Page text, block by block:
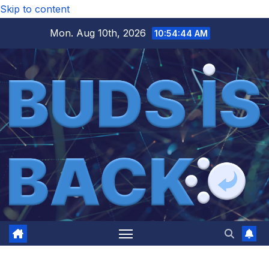
Skip to content
Mon. Aug 10th, 2026
10:54:44 AM